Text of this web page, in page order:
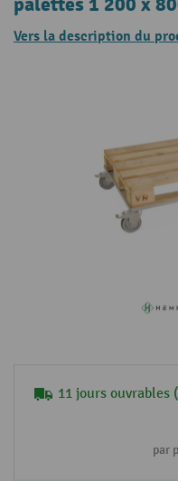
palettes 1 200 x
Vers la description du
11 jours
par